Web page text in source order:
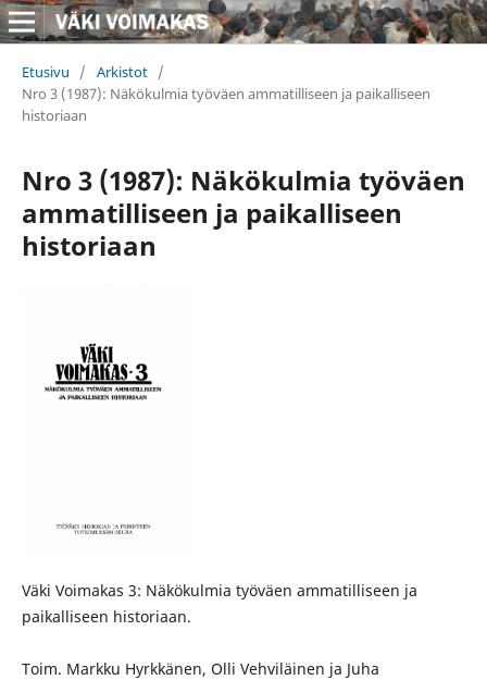
Etusivu / Arkistot /
Nro 3 (1987): Näkökulmia työväen ammatilliseen ja paikalliseen
historiaan
Nro 3 (1987): Näkökulmia työväen
ammatilliseen ja paikalliseen
historiaan
Väki Voimakas 3: Näkökulmia työväen ammatilliseen ja
paikalliseen historiaan.
Toim. Markku Hyrkkänen, Olli Vehviläinen ja Juha